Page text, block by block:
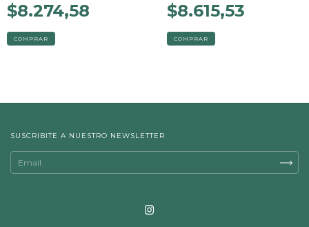
$8.274,58
COMPRAR
$8.615,53
COMPRAR
SUSCRIBITE A NUESTRO NEWSLETTER